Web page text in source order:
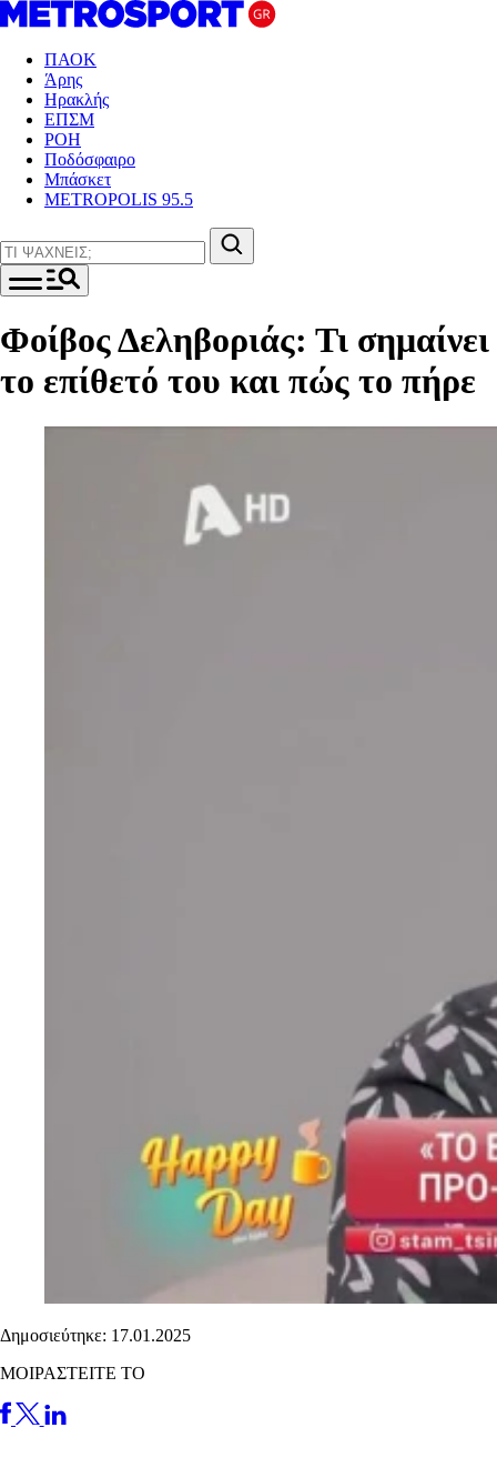
ΠΑΟΚ
Άρης
Ηρακλής
ΕΠΣΜ
ΡΟΗ
Ποδόσφαιρο
Μπάσκετ
METROPOLIS 95.5
Φοίβος Δεληβοριάς: Τι σημαίνει
το επίθετό του και πώς το πήρε
Δημοσιεύτηκε: 17.01.2025
ΜΟΙΡΑΣΤΕΙΤΕ ΤΟ